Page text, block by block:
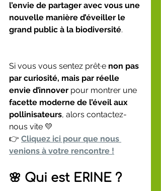
l’envie de partager avec vous une
nouvelle manière d’éveiller le
grand public à la biodiversité.
Si vous vous sentez prêt·e non pas
par curiosité, mais par réelle
envie d’innover pour montrer une
facette moderne de l’éveil aux
pollinisateurs, alors contactez-
nous vite 💛
👉 Cliquez ici pour que nous
venions à votre rencontre !
🌸 Qui est ERINE ?